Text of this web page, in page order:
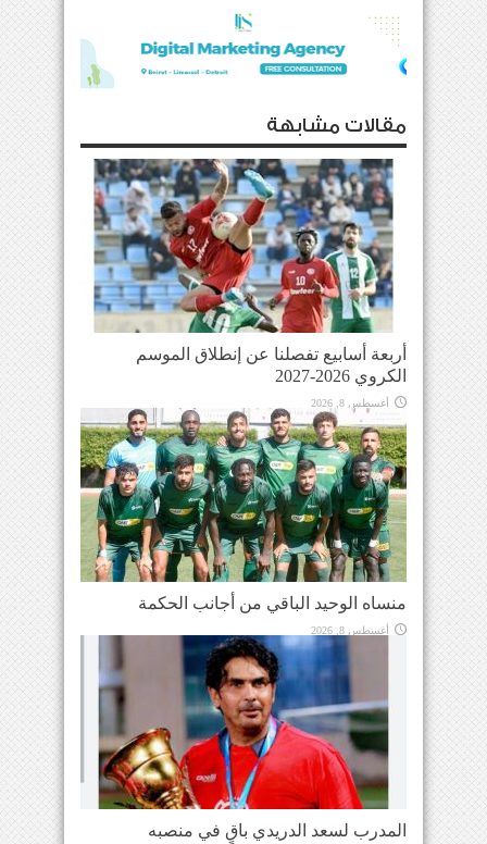
مقالات مشابهة
أربعة أسابيع تفصلنا عن إنطلاق الموسم
الكروي 2026-2027
أغسطس 8, 2026
منساه الوحيد الباقي من أجانب الحكمة
أغسطس 8, 2026
المدرب لسعد الدريدي باقٍ في منصبه